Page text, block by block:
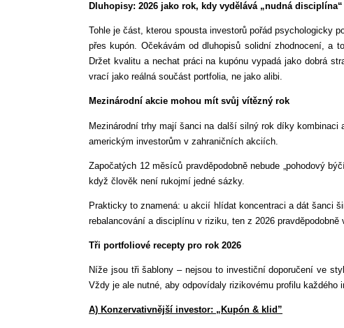
Dluhopisy: 2026 jako rok, kdy vydělává „nudná disciplína“
Tohle je část, kterou spousta investorů pořád psychologicky
přes kupón. Očekávám od dluhopisů solidní zhodnocení, a
Držet kvalitu a nechat práci na kupónu vypadá jako dobrá
vrací jako reálná součást portfolia, ne jako alibi.
Mezinárodní akcie mohou mít svůj vítězný rok
Mezinárodní trhy mají šanci na další silný rok díky
americkým investorům v zahraničních akciích.
Započatých 12 měsíců pravděpodobně nebude „pohodový
když člověk není rukojmí jedné sázky.
Prakticky to znamená: u akcií hlídat koncentraci a dát šanci
rebalancování a disciplínu v riziku, ten z 2026
Tři portfoliové recepty pro rok 2026
Níže jsou tři šablony – nejsou to investiční doporučení ve
Vždy je ale nutné, aby odpovídaly rizikovému profilu každého
A) Konzervativnější investor: „Kupón & klid”